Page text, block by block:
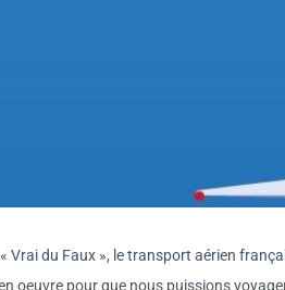
Vrai du Faux », le transport aérien
oeuvre pour que nous puissions